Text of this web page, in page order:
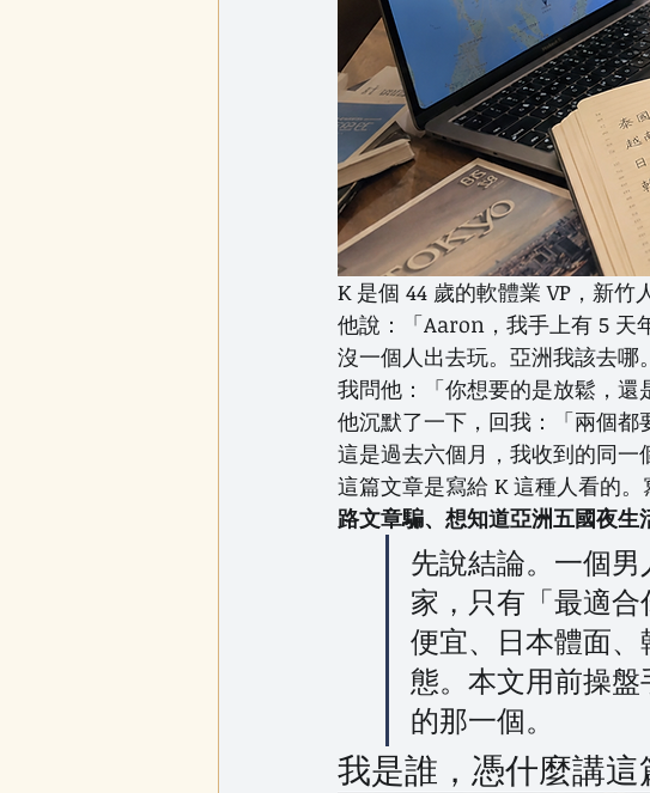
K 是個 44 歲的軟體業 VP，新竹
他說：「Aaron，我手上有 5 天
沒一個人出去玩。亞洲我該去哪
我問他：「你想要的是放鬆，還
他沉默了一下，回我：「兩個都
這是過去六個月，我收到的同一
這篇文章是寫給 K 這種人看的。
路文章騙、想知道亞洲五國夜生
先說結論。一個
家，只有「最適
便宜、日本體面
態。本文用前操
的那一個。
我是誰，憑什麼講這